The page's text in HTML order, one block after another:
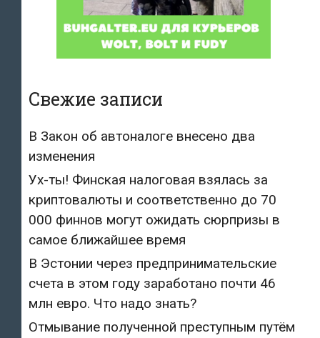
Свежие записи
В Закон об автоналоге внесено два
изменения
Ух-ты! Финская налоговая взялась за
криптовалюты и соответственно до 70
000 финнов могут ожидать сюрпризы в
самое ближайшее время
В Эстонии через предпринимательские
счета в этом году заработано почти 46
млн евро. Что надо знать?
Отмывание полученной преступным путём